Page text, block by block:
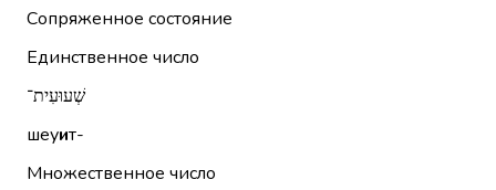
Сопряженное состояние
Единственное число
שְׁעוּעִית־
шеуит-
Множественное число